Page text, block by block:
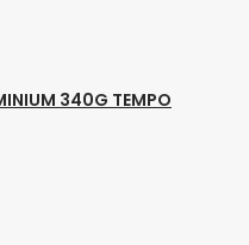
340G TEMPO